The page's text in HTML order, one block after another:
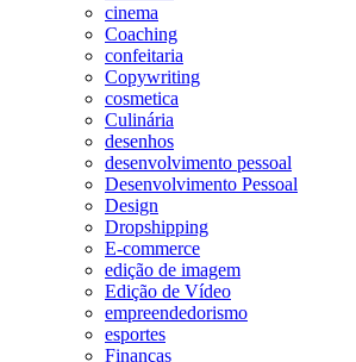
cinema
Coaching
confeitaria
Copywriting
cosmetica
Culinária
desenhos
desenvolvimento pessoal
Desenvolvimento Pessoal
Design
Dropshipping
E-commerce
edição de imagem
Edição de Vídeo
empreendedorismo
esportes
Finanças